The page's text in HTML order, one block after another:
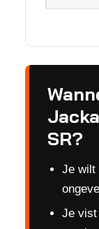
SR?
Je wilt
Je vist